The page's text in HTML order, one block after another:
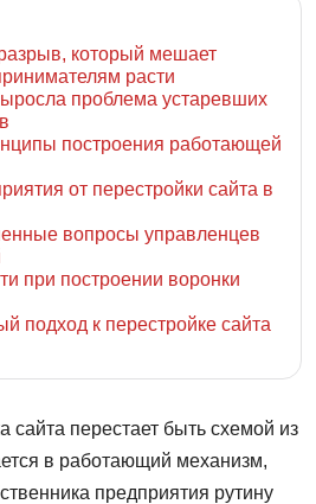
который мешает
расти
проблема устаревших
построения работающей
от перестройки сайта в
вопросы управленцев
при построении воронки
подход к перестройке сайта
сайта перестает быть схемой из
в работающий механизм,
предприятия рутину